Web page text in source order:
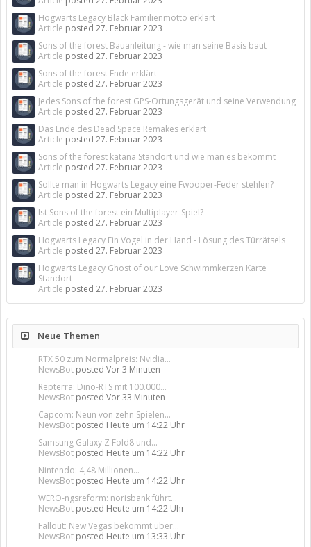
Hogwarts Legacy Black Familienmotto erklärt
Article posted 27. Februar 2023
Sons of the forest Bauanleitung - wie man seine Basis baut
Article posted 27. Februar 2023
Sons of the forest Ende erklärt
Article posted 27. Februar 2023
Jedes Sons of the forest GPS-Ortungsgerät und seine Verwendung
Article posted 27. Februar 2023
Das Ende des Dead Space Remakes erklärt
Article posted 27. Februar 2023
Sons of the forest katana Standort und wie man es bekommt
Article posted 27. Februar 2023
Sollte man in Hogwarts Legacy eine Fwooper-Feder stehlen?
Article posted 27. Februar 2023
Ist Sons of the forest ein Multiplayer-Spiel?
Article posted 27. Februar 2023
Hogwarts Legacy Ein Vogel in der Hand - Lösung des Türrätsels
Article posted 27. Februar 2023
Hogwarts Legacy Ghost of our Love Schwimmkerzen Karte
Standort
Article posted 27. Februar 2023
Neue Themen
RTX 50 zum Normalpreis: Nvidia...
NewsBot posted Vor 3 Minuten
Repterra: Dino-RTS mit 100.000...
NewsBot posted Vor 33 Minuten
Capcom: Neun von zehn Spielen...
NewsBot posted Heute um 14:22 Uhr
Samsung Galaxy Z Fold8 und...
NewsBot posted Heute um 14:22 Uhr
Nintendo: 4,48 Millionen...
NewsBot posted Heute um 14:22 Uhr
WERO-ngsreform: norisbank führt...
NewsBot posted Heute um 14:22 Uhr
Fallout: New Vegas bekommt über...
NewsBot posted Heute um 13:33 Uhr